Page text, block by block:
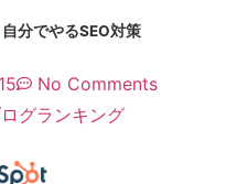
自分でやるSEO対策
No Comments
グランキング